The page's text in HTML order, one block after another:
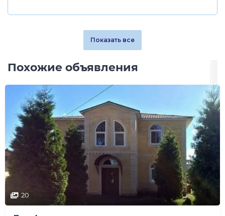
Показать все
Похожие объявления
20